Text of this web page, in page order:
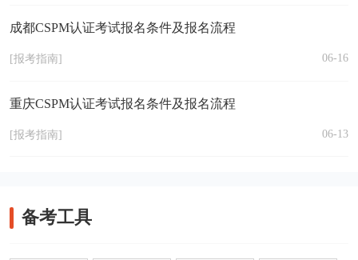
成都CSPM认证考试报名条件及报名流程
[报考指南] 06-16
重庆CSPM认证考试报名条件及报名流程
[报考指南] 06-13
备考工具